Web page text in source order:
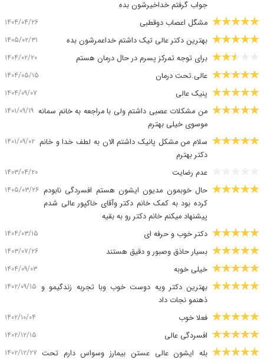
جواب گرفتم خداخیرشون بده
مشگل اعصاب دوقطبی ۱۴۰۴/۰۴/۲۶
بهترین دکتر عالی تیک داشتم خداعمرشون بده ۱۴۰۵/۰۲/۳۱
برای توجه تمرکز پسرم در حال درمان هستم ۱۴۰۴/۰۲/۲۰
عالی.تحت درمان ۱۴۰۴/۰۵/۱۵
پنیک عالی ۱۴۰۴/۰۹/۰۷
من مشکلات عصبی داشتم ولی با مراجعه به خانم سمانه
موسوی خیلی بهترم
۱۴۰۱/۰۹/۱۹
سلام من مشکل پانیک داشتم الان به لطف خدا و خانم
دکتر بهترم
۱۴۰۱/۰۹/۰۲
عدم رضایت ۱۴۰۳/۰۴/۲۰
حال خوبمون مدیون ایشون هستم افسردگی نابودم
کرده بود به کمک خانم دکتر وآقای خاکپور عالی شدم
پیشنهاد میکنم خانم دکتر رو به بقیه
۱۴۰۵/۰۳/۲۶
دکتر خوب و حرفه ای ۱۴۰۴/۰۳/۱۵
بسیار حاذق وصبور و دقیق هستند ۱۴۰۳/۰۷/۲۶
خیلی خوبه ۱۴۰۴/۰۹/۰۳
بهترین دکتر ویه دوست خوب وبا تجربه زندگیمو و
ذهنمو نجات داد
۱۴۰۲/۰۹/۱۵
فعلا خوب ۱۴۰۲/۱۰/۰۴
افسردگی عالی ۱۴۰۲/۱۲/۱۵
بله ایشون عالی عستن بیمارز وسواس دارم تحت ۱۴۰۲/۱۲/۲۷